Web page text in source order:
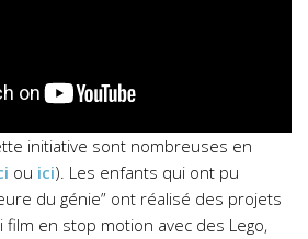
initiative sont nombreuses en
ou ici). Les enfants qui ont pu
du génie” ont réalisé des projets
film en stop motion avec des Lego,